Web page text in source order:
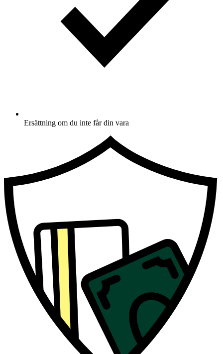
Ersättning om du inte får din vara